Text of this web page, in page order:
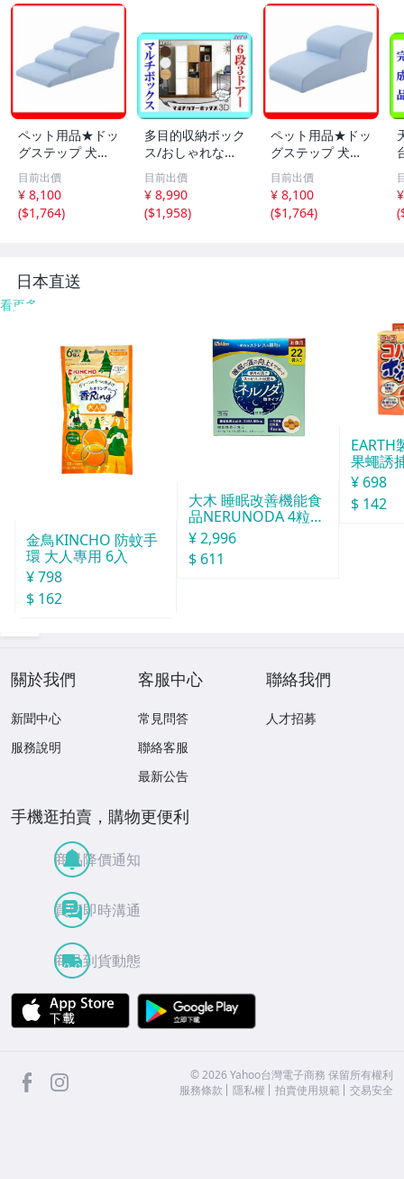
ペット用品★ドッ
グステップ 犬用
階段4段タイプ/胴
長 短足 超小型犬
用 ミニチュアダ
ックスフンド 他/
a4
目前出價
¥ 8,100
($1,764)
多目的収納ボック
ス/おしゃれなマ
ルチカラーボック
ス 6段3枚扉/キャ
ビネット 飾り棚
本棚 テレビ台 食
目前出價
¥ 8,990
($1,958)
ペット用品★ドッ
グステップ 犬用
階段2段タイプ/小
型 中型犬用 豆柴
他/ソファ ベッド
の上り下り/日本
目前出價
¥ 8,100
($1,764)
(
日本直送
看更多
金鳥KINCHO 防蚊手
環 大人專用 6入
¥ 798
$ 162
大木 睡眠改善機能食
品NERUNODA 4粒22
袋
¥ 2,996
$ 611
EARTH
果蠅誘
¥ 698
$ 142
關於我們
新聞中心
服務說明
客服中心
常見問答
聯絡客服
最新公告
聯絡我們
人才招募
手機逛拍賣，購物更便利
商品降價通知
買賣即時溝通
商品到貨動態
APP Store
facebook ©2026 Yahoo台灣電子商務 保留所有權利
服務條款
隱私權 拍賣使用規範 交易安全